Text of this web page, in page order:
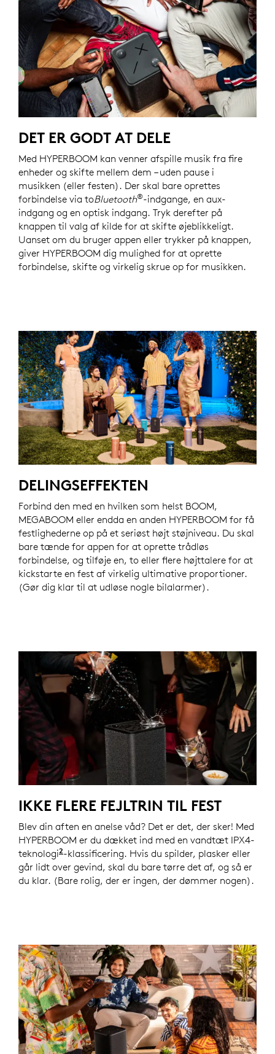
DET ER GODT AT DELE
Med HYPERBOOM kan venner afspille musik fra fire
enheder og skifte mellem dem – uden pause i
musikken (eller festen). Der skal bare oprettes
forbindelse via toBluetooth®-indgange, en aux-
indgang og en optisk indgang. Tryk derefter på
knappen til valg af kilde for at skifte øjeblikkeligt.
Uanset om du bruger appen eller trykker på knappen,
giver HYPERBOOM dig mulighed for at oprette
forbindelse, skifte og virkelig skrue op for musikken.
DELINGSEFFEKTEN
Forbind den med en hvilken som helst BOOM,
MEGABOOM eller endda en anden HYPERBOOM for få
festlighederne op på et seriøst højt støjniveau. Du skal
bare tænde for appen for at oprette trådløs
forbindelse, og tilføje en, to eller flere højttalere for at
kickstarte en fest af virkelig ultimative proportioner.
(Gør dig klar til at udløse nogle bilalarmer).
IKKE FLERE FEJLTRIN TIL FEST
Blev din aften en anelse våd? Det er det, der sker! Med
HYPERBOOM er du dækket ind med en vandtæt IPX4-
teknologi2IPX4-klassificeret. Vejrdækslet skal være
-klassificering. Hvis du spilder, plasker eller
går lidt over gevind, skal du bare tørre det af, og så er
du klar. (Bare rolig, der er ingen, der dømmer nogen).